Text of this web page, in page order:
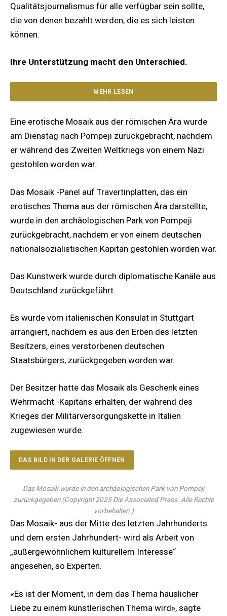
Qualitätsjournalismus für alle verfügbar sein sollte,
die von denen bezahlt werden, die es sich leisten
können.
Ihre Unterstützung macht den Unterschied.
MEHR LESEN
Eine erotische Mosaik aus der römischen Ära wurde
am Dienstag nach Pompeji zurückgebracht, nachdem
er während des Zweiten Weltkriegs von einem Nazi
gestohlen worden war.
Das Mosaik -Panel auf Travertinplatten, das ein
erotisches Thema aus der römischen Ära darstellte,
wurde in den archäologischen Park von Pompeji
zurückgebracht, nachdem er von einem deutschen
nationalsozialistischen Kapitän gestohlen worden war.
Das Kunstwerk wurde durch diplomatische Kanäle aus
Deutschland zurückgeführt.
Es wurde vom italienischen Konsulat in Stuttgart
arrangiert, nachdem es aus den Erben des letzten
Besitzers, eines verstorbenen deutschen
Staatsbürgers, zurückgegeben worden war.
Der Besitzer hatte das Mosaik als Geschenk eines
Wehrmacht -Kapitäns erhalten, der während des
Krieges der Militärversorgungskette in Italien
zugewiesen wurde.
DAS BILD IN DER GALERIE ÖFFNEN
Das Mosaik wurde in den archäologischen Park von Pompeji
zurückgegeben (Copyright 2025 Die Associated Press. Alle Rechte
vorbehalten.)
Das Mosaik- aus der Mitte des letzten Jahrhunderts
und dem ersten Jahrhundert- wird als Arbeit von
„außergewöhnlichem kulturellem Interesse“
angesehen, so Experten.
«Es ist der Moment, in dem das Thema häuslicher
Liebe zu einem künstlerischen Thema wird», sagte